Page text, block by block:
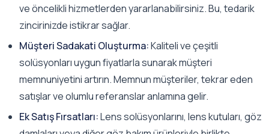
ve öncelikli hizmetlerden yararlanabilirsiniz. Bu, tedarik
zincirinizde istikrar sağlar.
Müşteri Sadakati Oluşturma:Kaliteli ve çeşitli
solüsyonları uygun fiyatlarla sunarak müşteri
memnuniyetini artırın. Memnun müşteriler, tekrar eden
satışlar ve olumlu referanslar anlamına gelir.
Ek Satış Fırsatları:Lens solüsyonlarını, lens kutuları, göz